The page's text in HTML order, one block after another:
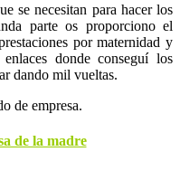
se necesitan para hacer los
parte os proporciono el
por maternidad y
donde conseguí los
dando mil vueltas.
de empresa.
de la madre